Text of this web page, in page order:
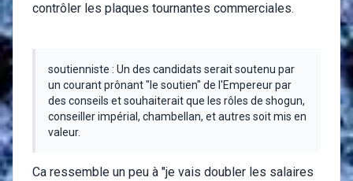
contrôler les plaques tournantes commerciales.
soutienniste : Un des candidats serait soutenu par
un courant prônant "le soutien" de l'Empereur par
des conseils et souhaiterait que les rôles de shogun,
conseiller impérial, chambellan, et autres soit mis en
valeur.
Ca ressemble un peu à "je vais doubler les salaires